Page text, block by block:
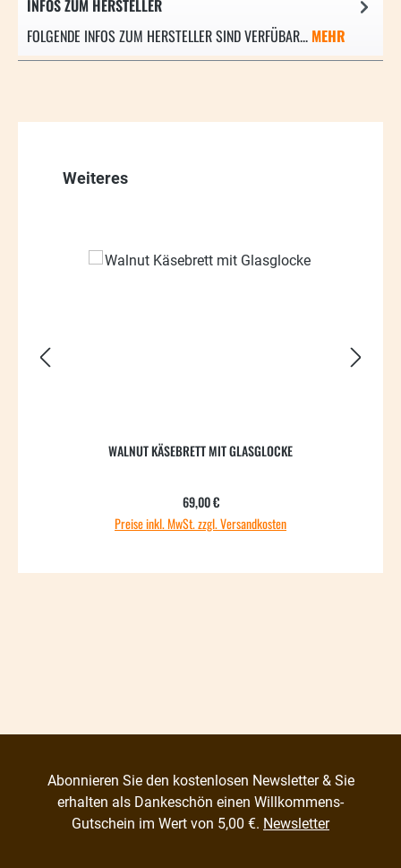
INFOS ZUM HERSTELLER
FOLGENDE INFOS ZUM HERSTELLER SIND VERFÜBAR... MEHR
Produktgalerie überspringen
Weiteres
WALNUT KÄSEBRETT MIT GLASGLOCKE
Regulärer Preis:
69,00 €
Preise inkl. MwSt. zzgl. Versandkosten
Abonnieren Sie den kostenlosen Newsletter & Sie
erhalten als Dankeschön einen Willkommens-
Gutschein im Wert von 5,00 €. Newsletter